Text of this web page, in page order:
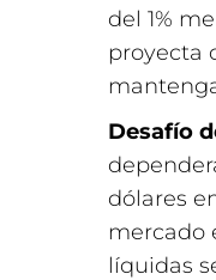
del 1%
proyecta
Desafío
dólares
mercado
líquidas